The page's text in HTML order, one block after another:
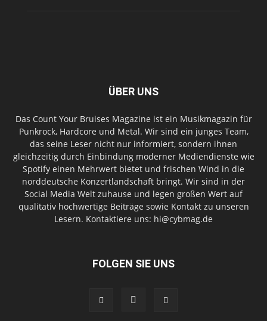
ÜBER UNS
Das Count Your Bruises Magazine ist ein Musikmagazin für
Punkrock, Hardcore und Metal. Wir sind ein junges Team,
das seine Leser nicht nur informiert, sondern ihnen
gleichzeitig durch Einbindung moderner Mediendienste wie
Spotify einen Mehrwert bietet und frischen Wind in die
norddeutsche Konzertlandschaft bringt. Wir sind in der
Social Media Welt zuhause und legen großen Wert auf
qualitativ hochwertige Beiträge sowie Kontakt zu unseren
Lesern. Kontaktiere uns: hi@cybmag.de
FOLGEN SIE UNS